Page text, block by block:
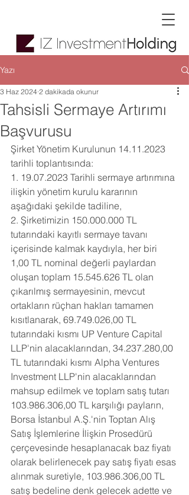
Yazı
Tahsisli Sermaye Artırımı
Başvurusu
3 Haz 2024 2 dakikada okunur
Şirket Yönetim Kurulunun 14.11.2023
tarihli toplantısında:
1. 19.07.2023 Tarihli sermaye artırımına
ilişkin yönetim kurulu kararının
aşağıdaki şekilde tadiline,
2. Şirketimizin 150.000.000 TL
tutarındaki kayıtlı sermaye tavanı
içerisinde kalmak kaydıyla, her biri
1,00 TL nominal değerli paylardan
oluşan toplam 15.545.626 TL olan
çıkarılmış sermayesinin, mevcut
ortakların rüçhan hakları tamamen
kısıtlanarak, 69.749.026,00 TL
tutarındaki kısmı UP Venture Capital
LLP'nin alacaklarından, 34.237.280,00
TL tutarındaki kısmı Alpha Ventures
Investment LLP'nin alacaklarından
mahsup edilmek ve toplam satış tutarı
103.986.306,00 TL karşılığı payların,
Borsa İstanbul A.Ş.'nin Toptan Alış
Satış İşlemlerine İlişkin Prosedürü
çerçevesinde hesaplanacak baz fiyatı
olarak belirlenecek pay satış fiyatı esas
alınmak suretiyle, 103.986.306,00 TL
satış bedeline denk gelecek adette ve